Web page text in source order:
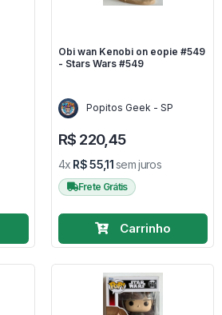
Obi wan Kenobi on eopie #549
- Stars Wars #549
Popitos Geek - SP
R$ 220,45
4x R$ 55,11sem juros
Frete Grátis
Carrinho